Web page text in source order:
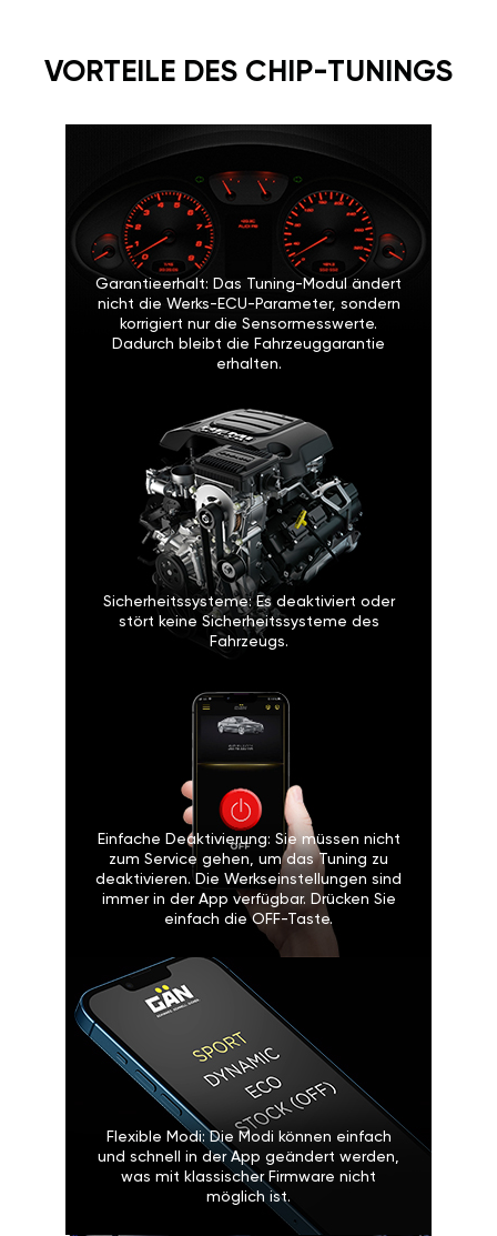
VORTEILE DES CHIP-TUNINGS
Garantieerhalt: Das Tuning-Modul ändert
nicht die Werks-ECU-Parameter, sondern
korrigiert nur die Sensormesswerte.
Dadurch bleibt die Fahrzeuggarantie
erhalten.
Sicherheitssysteme: Es deaktiviert oder
stört keine Sicherheitssysteme des
Fahrzeugs.
Einfache Deaktivierung: Sie müssen nicht
zum Service gehen, um das Tuning zu
deaktivieren. Die Werkseinstellungen sind
immer in der App verfügbar. Drücken Sie
einfach die OFF-Taste.
Flexible Modi: Die Modi können einfach
und schnell in der App geändert werden,
was mit klassischer Firmware nicht
möglich ist.